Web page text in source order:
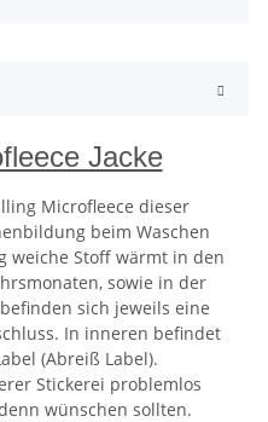
Jacke
Microfleece dieser
beim Waschen
weiche Stoff wärmt in den
sowie in der
sich jeweils eine
In inneren befindet
(Abreiß Label).
Stickerei problemlos
wünschen sollten.